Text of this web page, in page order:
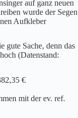
auf ganz neuen
wurde der Segen
Aufkleber
gute Sache, denn das
(Datenstand:
€
mit der ev. ref.